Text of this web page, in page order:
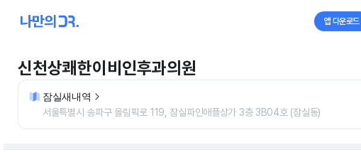
앱 다운로드
신천상쾌한이비인후과의원
잠실새내역
서울특별시 송파구 올림픽로 119, 잠실파인애플상가 3층 3B04호 (잠실동)